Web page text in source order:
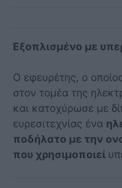
Εξοπλισμένο με
Ο εφευρέτης, ο
στον τομέα της
και κατοχύρωσε με
ευρεσιτεχνίας ένα
ποδήλατο με την
που χρησιμοποιεί